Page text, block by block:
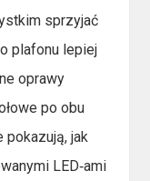
sprzyjać
plafonu lepiej
oprawy
po obu
pokazują, jak
LED‑ami